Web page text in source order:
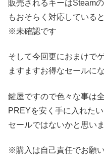
販売されるキーはSteam
もおそらく対応している
※未確認です
そして今回更におまけで
ますますお得なセールに
鍵屋ですので色々な事は
PREYを安く手に入れた
セールではないかと思いま
※購入は自己責任でお願